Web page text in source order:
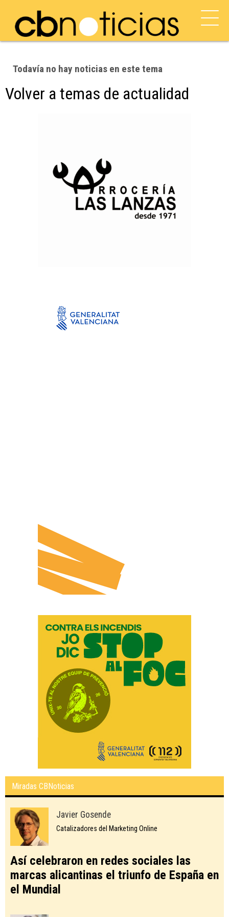
Todavía no hay noticias en este tema
Volver a temas de actualidad
Miradas CBNoticias
Javier Gosende
Catalizadores del Marketing Online
Así celebraron en redes sociales las
marcas alicantinas el triunfo de España en
el Mundial